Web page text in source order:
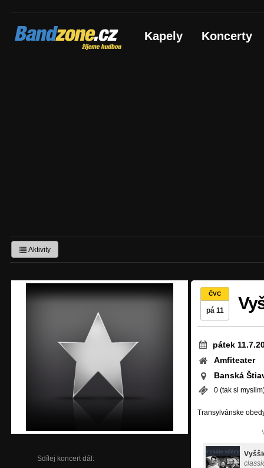
Bandzone.cz
žijeme hudbou Kapely Koncerty
Aktivity
Sdílej koncert dál:
ČVC
pá 11
pátek
Amfiteater
Banská
0 (tak si
Transylvánske